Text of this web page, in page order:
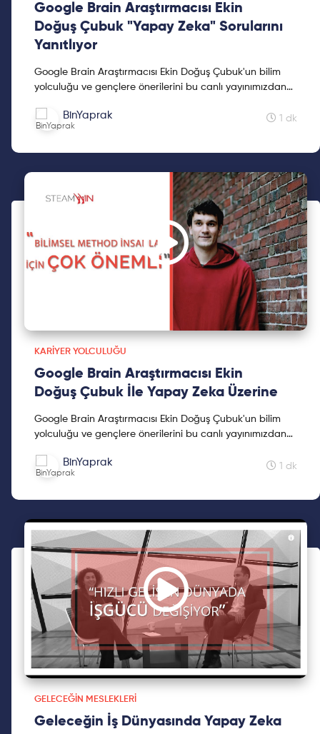
Google Brain Araştırmacısı Ekin
Doğuş Çubuk "Yapay Zeka" Sorularını
Yanıtlıyor
Google Brain Araştırmacısı Ekin Doğuş Çubuk'un bilim
yolculuğu ve gençlere önerilerini bu canlı yayınımızdan
BinYaprak 1 dk
KARIYER YOLCULUĞU
Google Brain Araştırmacısı Ekin
Doğuş Çubuk İle Yapay Zeka Üzerine
Google Brain Araştırmacısı Ekin Doğuş Çubuk'un bilim
yolculuğu ve gençlere önerilerini bu canlı yayınımızdan
BinYaprak 1 dk
GELECEĞIN MESLEKLERI
Geleceğin İş Dünyasında Yapay Zeka